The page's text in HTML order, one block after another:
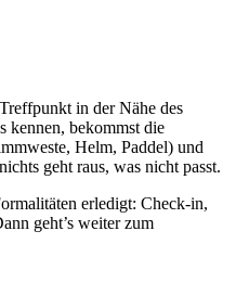
in der Nähe des
kennen, bekommst die
Helm, Paddel) und
geht raus, was nicht passt.
erledigt: Check-in,
geht’s weiter zum